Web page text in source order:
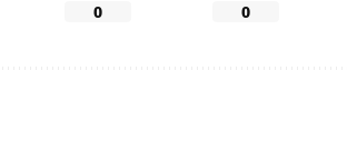
0 0